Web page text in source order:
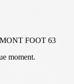
FOOT 63
moment.